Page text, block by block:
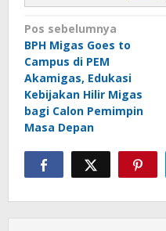
Navigasi
pos
Pos sebelumnya
BPH Migas Goes to
Campus di PEM
Akamigas, Edukasi
Kebijakan Hilir Migas
bagi Calon Pemimpin
Masa Depan